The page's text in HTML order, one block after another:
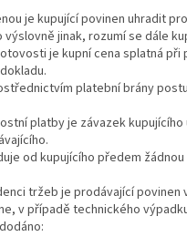
je kupující povinen uhradit
výslovně jinak, rozumí se dále
je kupní cena splatná
platební brány
platby je závazek
od kupujícího předem
tržeb je prodávající
v případě technického